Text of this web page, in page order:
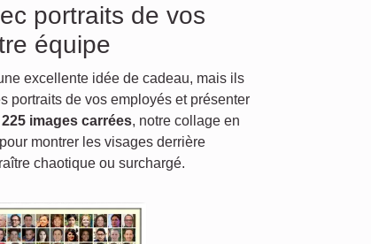
portraits de vos
équipe
excellente idée de cadeau, mais ils
portraits de vos employés et présenter
images carrées, notre collage en
montrer les visages derrière
chaotique ou surchargé.